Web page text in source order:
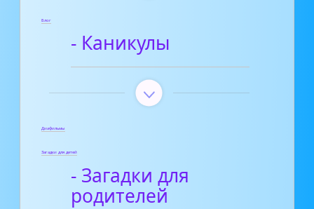
Блог
- Каникулы
Диафильмы
Загадки для детей
- Загадки для
родителей